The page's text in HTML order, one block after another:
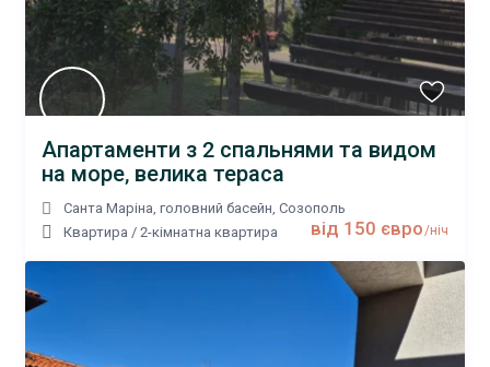
від 150 євро/ніч
Апартаменти з 2 спальнями та видом
на море, велика тераса
Санта Маріна, головний басейн ,Созополь
Квартира /2-кімнатна квартира